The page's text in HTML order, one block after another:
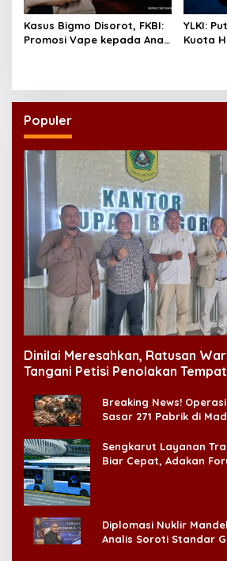
Kasus Bigmo Disorot, FKBI:
Promosi Vape kepada Anak
YLKI:
Kuota
Populer
Dinilai Meresahkan, Ratusan
Tangani Petisi Penolakan
Breaking News!
Sasar 271 Pabrik di
Sengkarut Layanan
Biar Cepat, Adakan
Diplomasi Nuklir
Analis Soroti Standar